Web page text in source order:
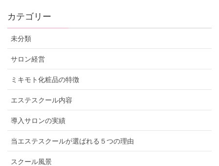
カテゴリー
未分類
サロン経営
ミキモト化粧品の特徴
エステスクール内容
導入サロンの実績
当エステスクールが選ばれる５つの理由
スクール風景